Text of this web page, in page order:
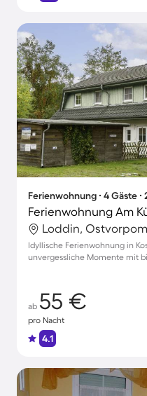
Ferienwohnung ∙ 4 Gäste
Ferienwohnung Am
Loddin,
Idyllische Ferienwohnung in
unvergessliche Momente mit
ab 55 €
pro Nacht
4.1